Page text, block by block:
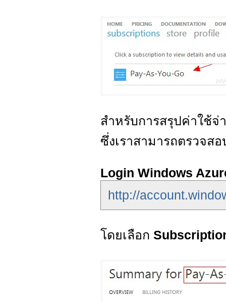
สำหรับการสรุปค่าใช้จ่
ซึ่งเราสามารถตรวจส
Login Windows
http://
โดยเลือก